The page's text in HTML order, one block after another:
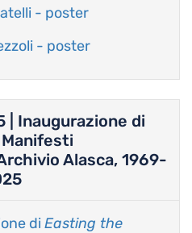
- poster
- poster
| Inaugurazione di
Alasca, 1969-
di Easting the